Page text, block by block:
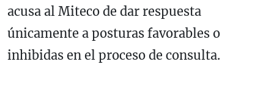
acusa al Miteco de dar respuesta
únicamente a posturas favorables o
inhibidas en el proceso de consulta.